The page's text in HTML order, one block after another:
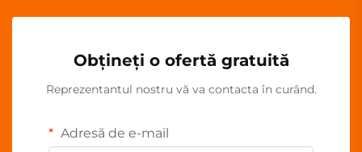
Obțineți o ofertă gratuită
Reprezentantul nostru vă va contacta în curând.
Adresă de e-mail